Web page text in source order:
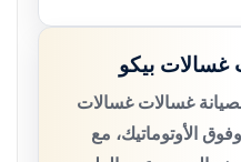
غسالات بيكو
غسالات غسالات
الأوتوماتيك، مع